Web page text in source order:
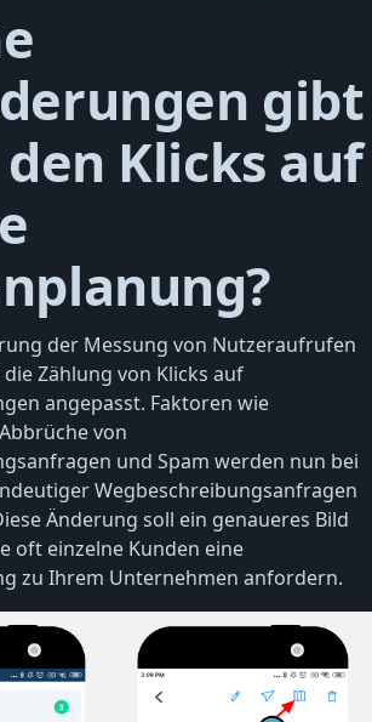
gibt
Klicks auf
der Messung von Nutzeraufrufen
Zählung von Klicks auf
angepasst. Faktoren wie
von
und Spam werden nun bei
Wegbeschreibungsanfragen
Änderung soll ein genaueres Bild
oft einzelne Kunden eine
zu Ihrem Unternehmen anfordern.